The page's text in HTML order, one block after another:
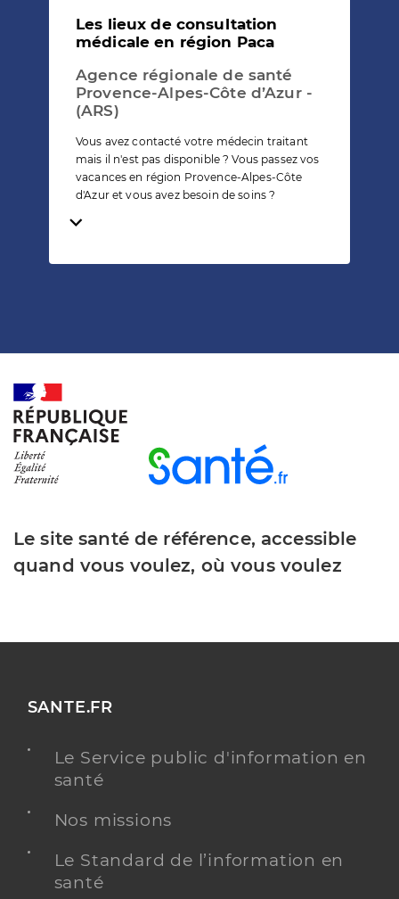
Les lieux de consultation
médicale en région Paca
Agence régionale de santé
Provence-Alpes-Côte d’Azur -
(ARS)
Vous avez contacté votre médecin traitant
mais il n'est pas disponible ? Vous passez vos
vacances en région Provence-Alpes-Côte
d'Azur et vous avez besoin de soins ?
Temps de lecture
Le site santé de référence, accessible
quand vous voulez, où vous voulez
SANTE.FR
Le Service public d'information en
santé
Nos missions
Le Standard de l’information en
santé